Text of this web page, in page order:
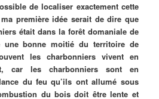
de localiser exactement cette
première idée serait de dire que
était dans la forêt domaniale de
une bonne moitié du territoire de
les charbonniers vivent en
car les charbonniers sont en
du feu qu’ils ont allumé sous
du bois doit être lente et